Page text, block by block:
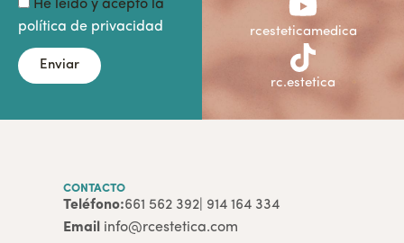
He leído y acepto la
política de privacidad
Enviar
rcesteticamedica
rc.estetica
CONTACTO
Teléfono:661 562 392 | 914 164 334
Email info@rcestetica.com